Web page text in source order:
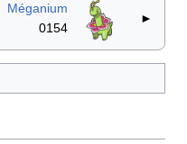
Méganium
0154
►